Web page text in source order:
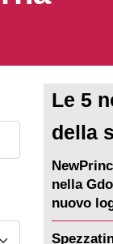
Le 5
della
nella
nuovo